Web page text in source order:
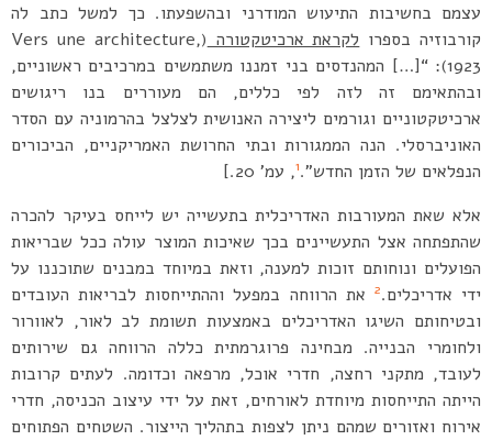
עצמם בחשיבות התיעוש המודרני ובהשפעתו. כך למשל כתב לה
קורבוזיה בספרו לקראת ארכיטקטורה
(Vers une architecture,
1923): “[…] המהנדסים בני זמננו משתמשים במרכיבים ראשוניים,
ובהתאימם זה לזה לפי כללים, הם מעוררים בנו ריגושים
ארכיטקטוניים וגורמים ליצירה האנושית לצלצל בהרמוניה עם הסדר
האוניברסלי. הנה הממגורות ובתי החרושת האמריקניים, הביכורים
הנפלאים של הזמן החדש”.1, עמ’ 20.]
אלא שאת המעורבות האדריכלית בתעשייה יש לייחס בעיקר להכרה
שהתפתחה אצל התעשיינים בכך שאיכות המוצר עולה ככל שבריאות
הפועלים ונוחותם זוכות למענה, וזאת במיוחד במבנים שתוכננו על
ידי אדריכלים.2 את הרווחה במפעל וההתייחסות לבריאות העובדים
ובטיחותם השיגו האדריכלים באמצעות תשומת לב לאור, לאוורור
ולחומרי הבנייה. מבחינה פרוגרמתית כללה הרווחה גם שירותים
לעובד, מתקני רחצה, חדרי אוכל, מרפאה וכדומה. לעתים קרובות
הייתה התייחסות מיוחדת לאורחים, זאת על ידי עיצוב הכניסה, חדרי
אירוח ואזורים שמהם ניתן לצפות בתהליך הייצור. השטחים הפתוחים